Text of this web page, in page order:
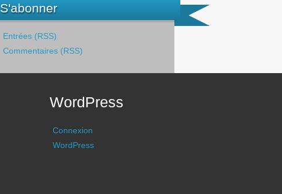
S'abonner
Entrées (RSS)
Commentaires (RSS)
WordPress
Connexion
WordPress